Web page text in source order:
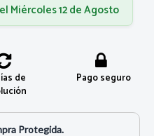
Miércoles 12 de Agosto
de
Pago seguro
Protegida.